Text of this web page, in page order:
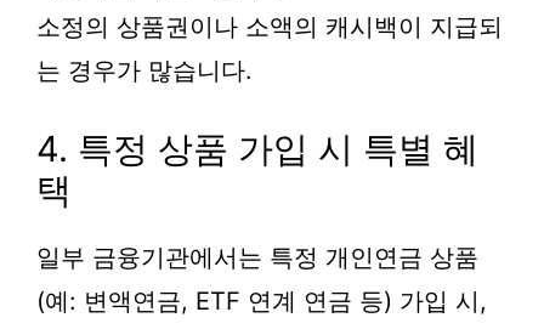
소정의 상품권이나 소액의 캐시백이 지급되
는 경우가 많습니다.
4. 특정 상품 가입 시 특별 혜
택
일부 금융기관에서는 특정 개인연금 상품
(예: 변액연금, ETF 연계 연금 등) 가입 시,